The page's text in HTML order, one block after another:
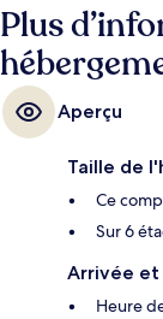
Plus
Aperçu
Taille de
Ce
Sur 6
Arrivée
Heure